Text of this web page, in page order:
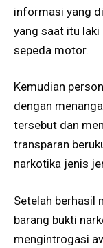
informasi yang
yang saat itu
sepeda motor.
Kemudian
dengan
tersebut dan
transparan
narkotika jenis
Setelah berhasil
barang bukti
mengintrogasi